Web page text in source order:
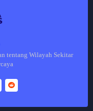
tentang Wilayah Sekitar